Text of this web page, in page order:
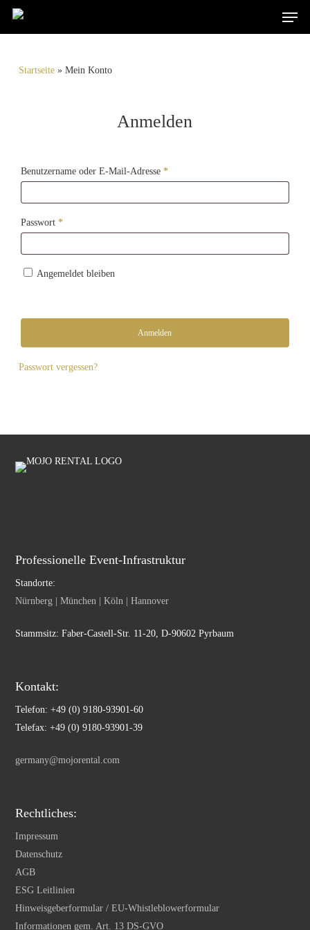
Skip
search
Suchen
Menu
Startseite» Mein Konto
Anmelden
Benutzername oder E-Mail-Adresse *Erforderlich
Passwort *Erforderlich
Angemeldet bleiben
Anmelden
Passwort vergessen?
Professionelle Event-Infrastruktur
Standorte:
Nürnberg | München | Köln | Hannover
Stammsitz: Faber-Castell-Str. 11-20, D-90602 Pyrbaum
Kontakt:
Telefon: +49 (0) 9180-93901-60
Telefax: +49 (0) 9180-93901-39
germany@mojorental.com
Rechtliches:
Impressum
Datenschutz
AGB
ESG Leitlinien
Hinweisgeberformular / EU-Whistleblowerformular
Informationen gem. Art. 13 DS-GVO